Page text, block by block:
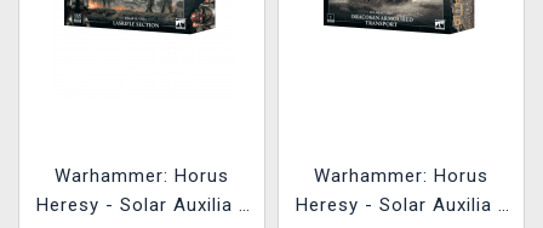
Warhammer: Horus
Heresy - Solar Auxilia -
Warhammer: Horus
Heresy - Solar Auxilia -